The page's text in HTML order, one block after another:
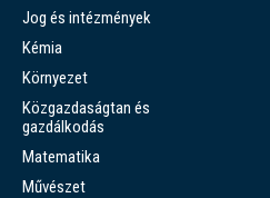
Jog és intézmények
Kémia
Környezet
Közgazdaságtan és
gazdálkodás
Matematika
Művészet